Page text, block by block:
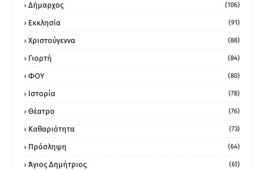
Δήμαρχος (106)
Εκκλησία (91)
Χριστούγεννα (88)
Γιορτή (84)
ΦΟΥ (80)
Ιστορία (78)
Θέατρο (76)
Καθαριότητα (73)
Πρόσληψη (64)
Άγιος Δημήτριος (61)